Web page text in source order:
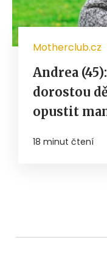
Motherclub.cz
Andrea
dorostou
opustit
18 minut čtení